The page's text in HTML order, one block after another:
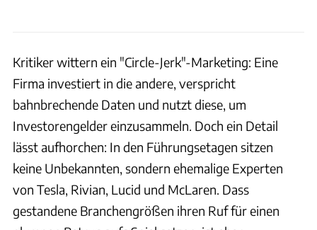
Kritiker wittern ein "Circle-Jerk"-Marketing: Eine
Firma investiert in die andere, verspricht
bahnbrechende Daten und nutzt diese, um
Investorengelder einzusammeln. Doch ein Detail
lässt aufhorchen: In den Führungsetagen sitzen
keine Unbekannten, sondern ehemalige Experten
von Tesla, Rivian, Lucid und McLaren. Dass
gestandene Branchengrößen ihren Ruf für einen